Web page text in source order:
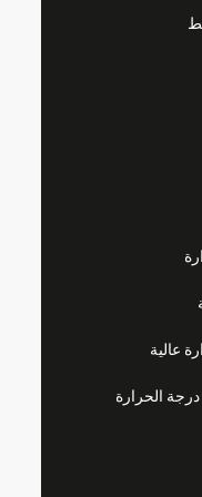
عالية
الحرارة